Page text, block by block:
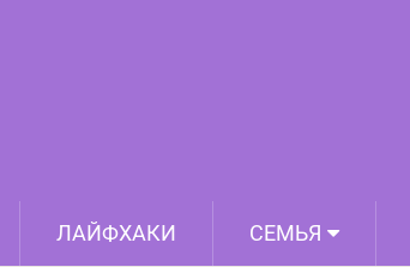
ЛАЙФХАКИ СЕМЬЯ